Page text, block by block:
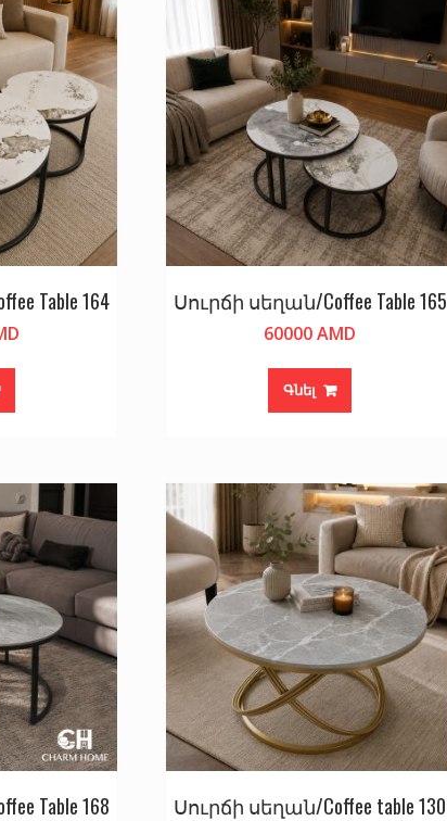
Table 164 Սուրճի սեղան/Coffee Table 165
60000AMD
Գնել
Table 168 Սուրճի սեղան/Coffee table 130